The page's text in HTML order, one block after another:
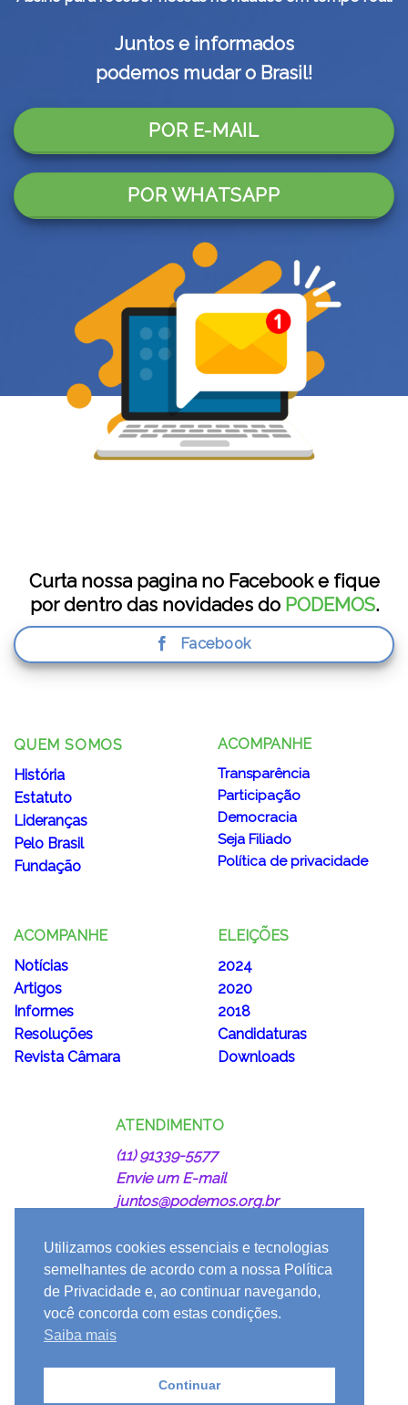
Juntos e informados
podemos mudar o Brasil!
POR E-MAIL
POR WHATSAPP
Curta nossa pagina no Facebook e fique
por dentro das novidades do PODEMOS.
Facebook
QUEM SOMOS
História
Estatuto
Lideranças
Pelo Brasil
Fundação
ACOMPANHE
Transparência
Participação
Democracia
Seja Filiado
Política de privacidade
ACOMPANHE
Notícias
Artigos
Informes
Resoluções
Revista Câmara
ELEIÇÕES
2024
2020
2018
Candidaturas
Downloads
ATENDIMENTO
(11) 91339-5577
Envie um E-mail
juntos@podemos.org.br
Utilizamos cookies essenciais e tecnologias
semelhantes de acordo com a nossa Política
de Privacidade e, ao continuar navegando,
você concorda com estas condições.
Saiba mais
Continuar